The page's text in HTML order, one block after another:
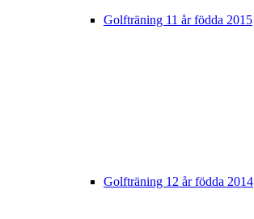
Golfträning 11 år födda 2015
Golfträning 12 år födda 2014